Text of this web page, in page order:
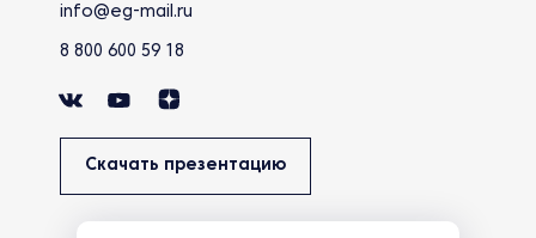
info@eg-mail.ru
8 800 600 59 18
Скачать презентацию